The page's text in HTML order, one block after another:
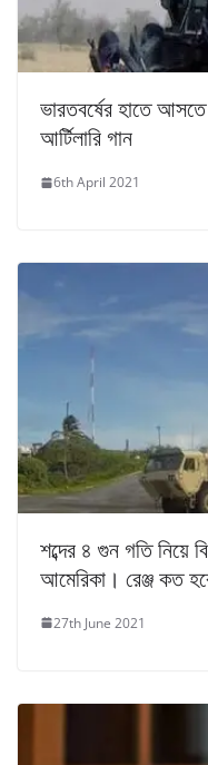
ভারতবর্ষের হাতে
আর্টিলারি গান
6th April 2021
শব্দের ৪ গুন গতি নিয়ে
আমেরিকা। রেঞ্জ কত
27th June 2021